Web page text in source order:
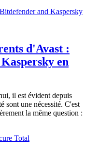
d'Avast :
en
il est évident depuis
sont une nécessité. C'est
la même question :